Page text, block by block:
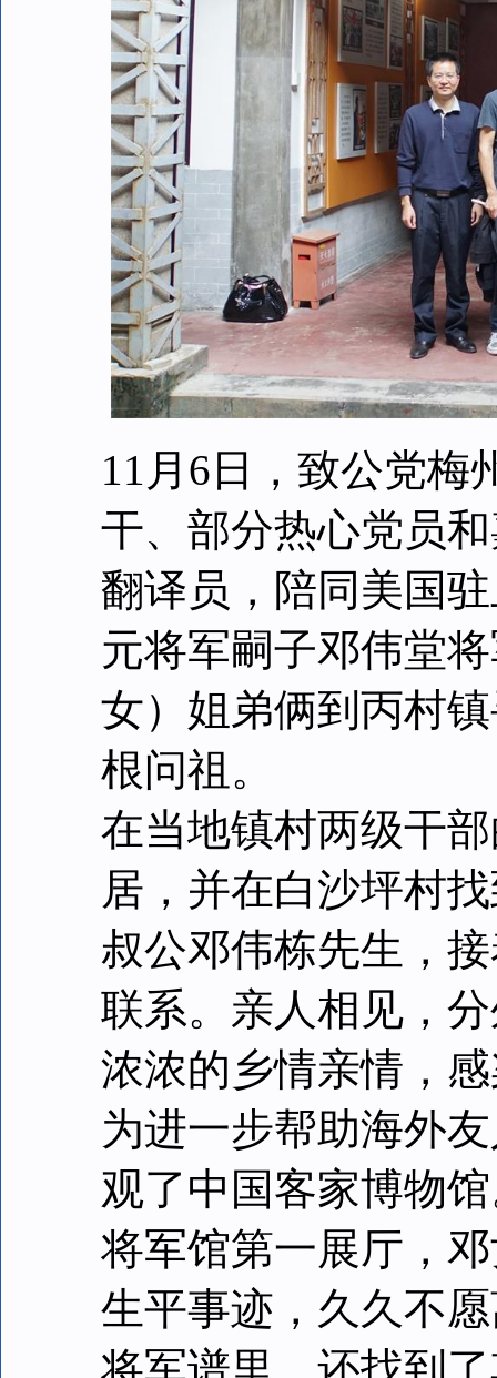
11月6日，致公党梅
干、部分热心党员
翻译员，陪同美国
元将军嗣子邓伟堂
女）姐弟俩到丙村
根问祖。
在当地镇村两级干
居，并在白沙坪村
叔公邓伟栋先生，
联系。亲人相见，
浓浓的乡情亲情，
为进一步帮助海外
观了中国客家博物
将军馆第一展厅，
生平事迹，久久不